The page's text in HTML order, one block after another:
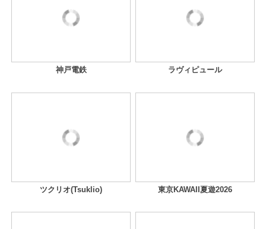
神戸電鉄 ラヴィピュール
ツクリオ(Tsuklio) 東京KAWAII夏遊2026